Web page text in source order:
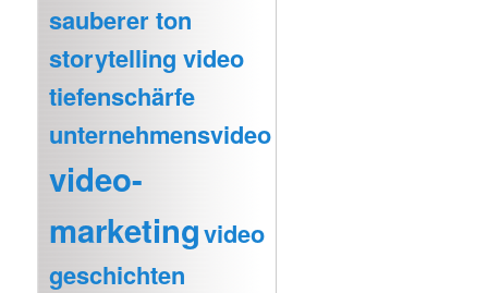
sauberer ton
storytelling video
tiefenschärfe
unternehmensvideo
video-
marketingvideo
geschichten